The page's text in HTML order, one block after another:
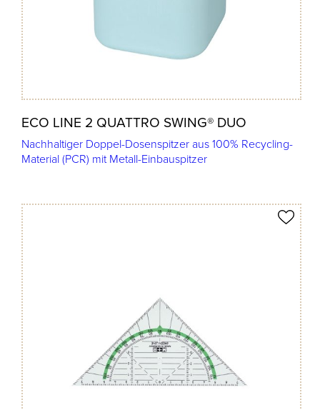
ECO LINE 2 QUATTRO SWING® DUO
Nachhaltiger Doppel-Dosenspitzer aus 100% Recycling-
Material (PCR) mit Metall-Einbauspitzer